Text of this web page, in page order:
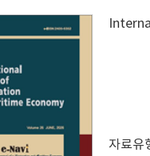
자료유